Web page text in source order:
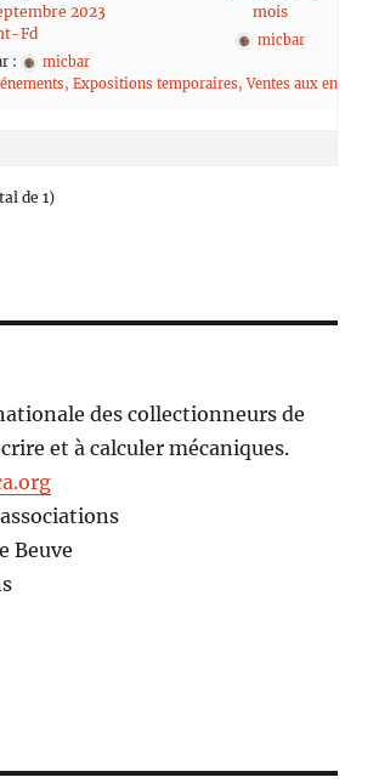
2023
Fd
:
micbar
Expositions temporaires, Ventes aux
mois
micbar
de 1)
des collectionneurs de
et à calculer mécaniques.
Beuve